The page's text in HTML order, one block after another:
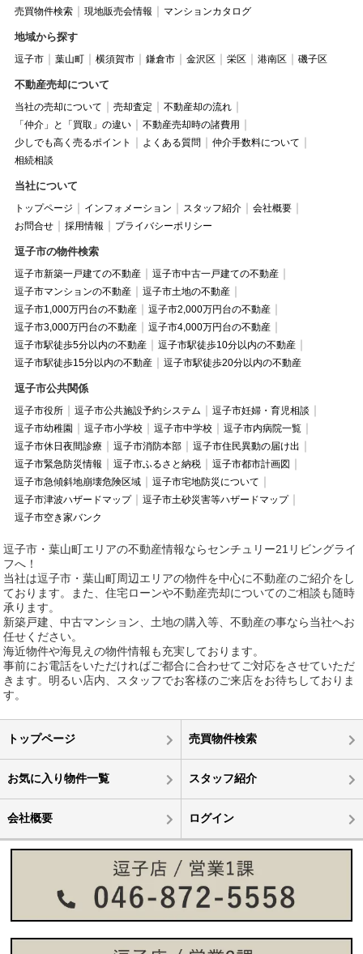
売買物件検索 現地販売会情報 マンションカタログ
地域から探す
逗子市 葉山町 横須賀市 鎌倉市 金沢区 栄区 港南区 磯子区
不動産売却について
当社の売却について 売却査定
不動産却の流れ
「仲介」と「買取」の違い
不動産売却時の諸費用
少しでも高く売るポイント
よくある質問
仲介手数料について
相続相談
当社について
トップページ インフォメーション スタッフ紹介
会社概要
お問合せ
採用情報 プライバシーポリシー
逗子市の物件検索
逗子市新築一戸建ての不動産
逗子市中古一戸建ての不動産
逗子市マンションの不動産
逗子市土地の不動産
逗子市1,000万円台の不動産
逗子市2,000万円台の不動産
逗子市3,000万円台の不動産
逗子市4,000万円台の不動産
逗子市駅徒歩5分以内の不動産
逗子市駅徒歩10分以内の不動産
逗子市駅徒歩15分以内の不動産
逗子市駅徒歩20分以内の不動産
逗子市公共関係
逗子市役所 逗子市公共施設予約システム
逗子市妊婦・育児相談
逗子市幼稚園
逗子市小学校 逗子市中学校
逗子市内病院一覧
逗子市休日夜間診療
逗子市消防本部
逗子市住民異動の届け出
逗子市緊急防災情報
逗子市ふるさと納税
逗子市都市計画図
逗子市急傾斜地崩壊危険区域
逗子市宅地防災について
逗子市津波ハザードマップ
逗子市土砂災害等ハザードマップ
逗子市空き家バンク
逗子市・葉山町エリアの不動産情報ならセンチュリー21リビングライ
フへ！
当社は逗子市・葉山町周辺エリアの物件を中心に不動産のご紹介をし
ております。また、住宅ローンや不動産売却についてのご相談も随時
承ります。
新築戸建、中古マンション、土地の購入等、不動産の事なら当社へお
任せください。
海近物件や海見えの物件情報も充実しております。
事前にお電話をいただければご都合に合わせてご対応をさせていただ
きます。明るい店内、スタッフでお客様のご来店をお待ちしておりま
す。
トップページ 売買物件検索
お気に入り物件一覧 スタッフ紹介
会社概要 ログイン